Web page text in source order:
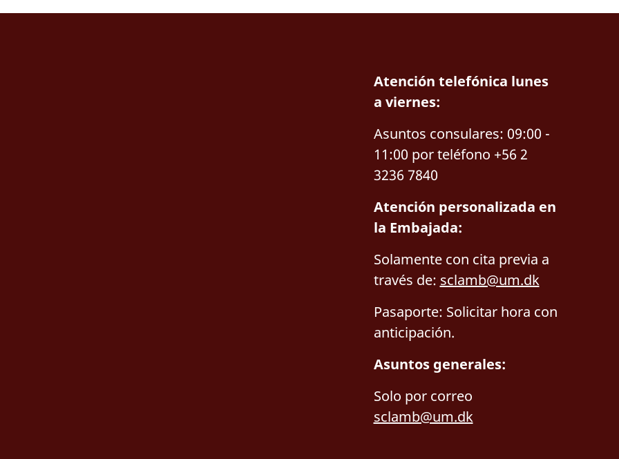
Atención telefónica lunes
a viernes:
Asuntos consulares: 09:00 -
11:00 por teléfono +56 2
3236 7840
Atención personalizada en
la Embajada:
Solamente con cita previa a
través de: sclamb@um.dk
Pasaporte: Solicitar hora con
anticipación.
Asuntos generales:
Solo por correo
sclamb@um.dk